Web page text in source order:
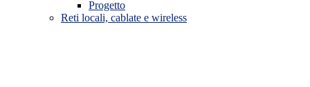
Progetto
Reti locali, cablate e wireless